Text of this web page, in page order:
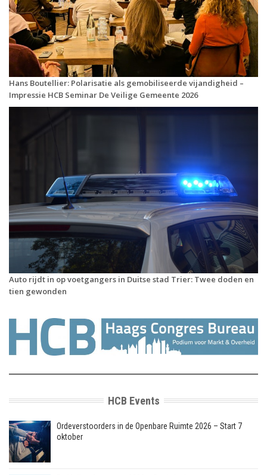
Hans Boutellier: Polarisatie als gemobiliseerde vijandigheid –
Impressie HCB Seminar De Veilige Gemeente 2026
Auto rijdt in op voetgangers in Duitse stad Trier: Twee doden en
tien gewonden
HCB Events
Ordeverstoorders in de Openbare Ruimte 2026 – Start 7
oktober